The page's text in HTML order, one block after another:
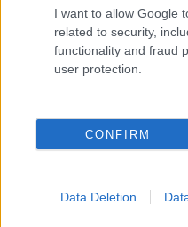
I want to allow Google
related to security,
functionality and fraud
user protection.
CONFIRM
Data Deletion
Beszélgetnél velünk
témákat, dumálj régi és